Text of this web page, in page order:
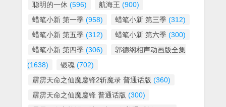
聪明的一休 (596) 航海王 (900)
蜡笔小新 第一季 (958) 蜡笔小新 第三季 (312)
蜡笔小新 第五季 (312) 蜡笔小新 第六季 (300)
蜡笔小新 第四季 (306)
郭德纲相声动画版全集
(1638)
银魂 (702)
霹雳天命之仙魔鏖锋2斩魔录 普通话版 (360)
霹雳天命之仙魔鏖锋 普通话版 (300)